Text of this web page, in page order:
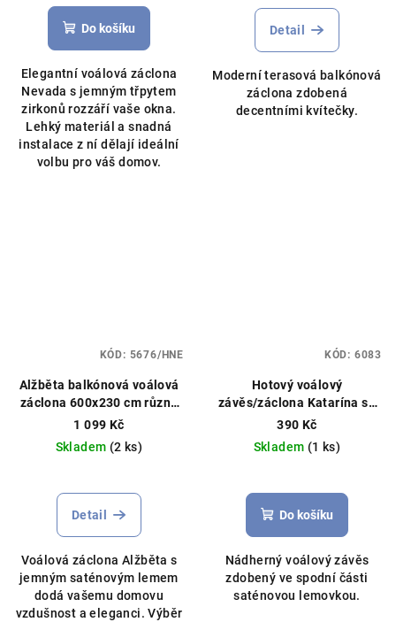
míruhodnocení
produktu
z
5
hvězdiček.
Do košíku
Elegantní voálová záclona
Nevada s jemným třpytem
zirkonů rozzáří vaše okna.
Lehký materiál a snadná
instalace z ní dělají ideální
volbu pro váš domov.
hodnocení
produktu
z
5
hvězdiček.
Detail
Moderní terasová balkónová
záclona zdobená
decentními kvítečky.
Alžběta balkónová voálová
záclona 600x230 cm různé
Čistý voál, můžeme
ušít na míru
1 099 Kč
Skladem (2 ks)
Detail
Voálová záclona Alžběta s
jemným saténovým lemem
dodá vašemu domovu
vzdušnost a eleganci. Výběr
KÓD: 5676/HNE
Hotový voálový
závěs/záclona Katarína se
širokou saténovou stuhou
400x250cm šedý
390 Kč
Skladem (1 ks)
Do košíku
Nádherný voálový závěs
zdobený ve spodní části
saténovou lemovkou.
KÓD: 6083